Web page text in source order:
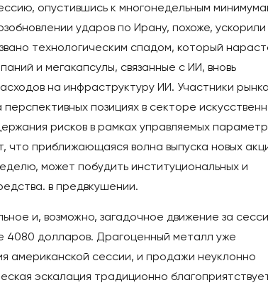
опустившись к многонедельным
ударов по Ирану, похоже, ускорили
технологическим спадом, который
и мегакапсулы, связанные с ИИ, вновь
на инфраструктуру ИИ. Участники рынка
позициях в секторе
рисков в рамках управляемых
приближающаяся волна выпуска новых
может побудить институциональных и
в предвкушении.
и, возможно, загадочное движение за
4080 долларов. Драгоценный металл уже
американской сессии, и продажи неуклонно
эскалация традиционно